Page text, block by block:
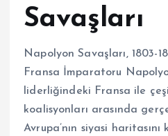
Savaşları
Napolyon Savaşları, 1803-
Fransa İmparatoru
liderliğindeki Fransa ile
koalisyonları arasında
Avrupa’nın siyasi